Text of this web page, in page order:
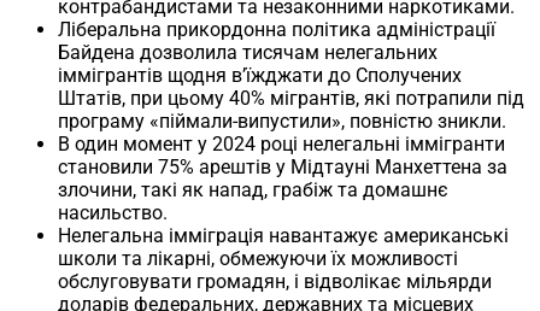
контрабандистами та незаконними наркотиками.
Ліберальна прикордонна політика адміністрації
Байдена дозволила тисячам нелегальних
іммігрантів щодня в’їжджати до Сполучених
Штатів, при цьому 40% мігрантів, які потрапили під
програму «піймали-випустили», повністю зникли.
В один момент у 2024 році нелегальні іммігранти
становили 75% арештів у Мідтауні Манхеттена за
злочини, такі як напад, грабіж та домашнє
насильство.
Нелегальна імміграція навантажує американські
школи та лікарні, обмежуючи їх можливості
обслуговувати громадян, і відволікає мільярди
доларів федеральних, державних та місцевих